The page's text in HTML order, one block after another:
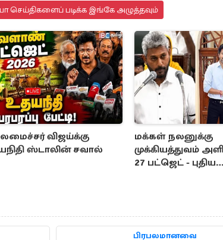
செய்திகளைப் படிக்க இங்கே அழுத்தவும்
விஜய்க்கு
ஸ்டாலின் சவால்
மக்கள் நலனுக்கு
முக்கியத்துவம்
27 பட்ஜெட் - புதிய
பிரபலமானவை